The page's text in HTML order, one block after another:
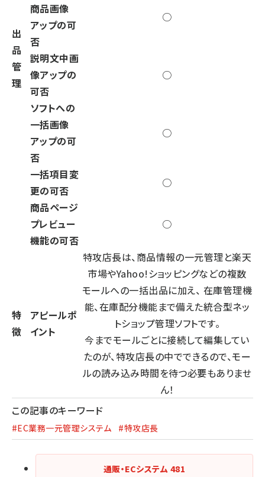
出
品
管
理
商品画像
アップの可
否
○
説明文中画
像アップの
可否
○
ソフトへの
一括画像
アップの可
否
○
一括項目変
更の可否
○
商品ページ
プレビュー
機能の可否
○
特
徴
アピールポ
イント
特攻店長は、商品情報の一元管理と楽天
市場やYahoo!ショッピングなどの複数
モールへの一括出品に加え、 在庫管理機
能、在庫配分機能まで備えた統合型ネッ
トショップ管理ソフトです。
今までモールごとに接続して編集してい
たのが、特攻店長の中でできるので、モー
ルの読み込み時間を待つ必要もありませ
ん！
この記事のキーワード
#EC業務一元管理システム #特攻店長
通販・ECシステム 481